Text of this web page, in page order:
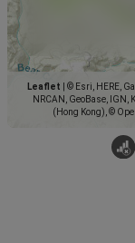
Leaflet
© Esri, HERE,
NRCAN, GeoBase, IGN,
(Hong Kong), ©